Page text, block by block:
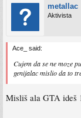
metallac
Aktivista
Ace_ said:
Cujem da se ne moze
genijalac mislio da to
Misliš ala GTA ideš